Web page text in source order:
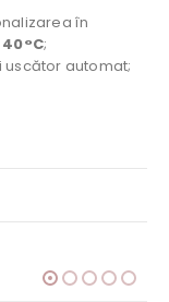
în
;
uscător automat;